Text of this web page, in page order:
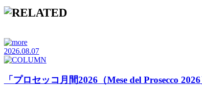
2026.08.07
「プロセッコ月間2026（Mese del Prosecco